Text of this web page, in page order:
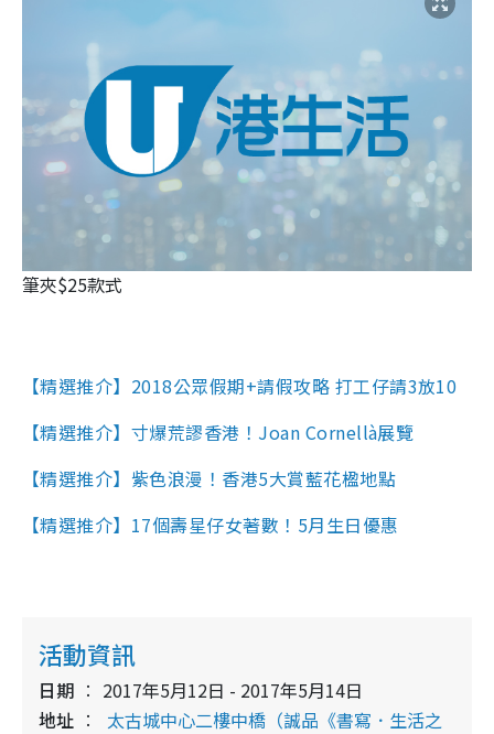
筆夾$25款式
【精選推介】2018公眾假期+請假攻略 打工仔請3放10
【精選推介】寸爆荒謬香港！Joan Cornellà展覽
【精選推介】紫色浪漫！香港5大賞藍花楹地點
【精選推介】17個壽星仔女著數！5月生日優惠
活動資訊
日期
2017年5月12日 - 2017年5月14日
地址
太古城中心二樓中橋（誠品《書寫．生活之